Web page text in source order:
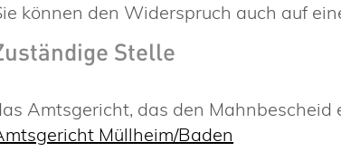
können den Widerspruch auch auf
Stelle
Amtsgericht, das den Mahnbescheid
Müllheim/Baden